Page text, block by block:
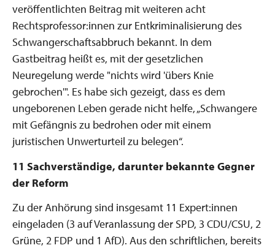
veröffentlichten Beitrag mit weiteren acht
Rechtsprofessor:innen zur Entkriminalisierung des
Schwangerschaftsabbruch bekannt. In dem
Gastbeitrag heißt es, mit der gesetzlichen
Neuregelung werde "nichts wird 'übers Knie
gebrochen'". Es habe sich gezeigt, dass es dem
ungeborenen Leben gerade nicht helfe, „Schwangere
mit Gefängnis zu bedrohen oder mit einem
juristischen Unwerturteil zu belegen“.
11 Sachverständige, darunter bekannte Gegner
der Reform
Zu der Anhörung sind insgesamt 11 Expert:innen
eingeladen (3 auf Veranlassung der SPD, 3 CDU/CSU, 2
Grüne, 2 FDP und 1 AfD). Aus den schriftlichen, bereits